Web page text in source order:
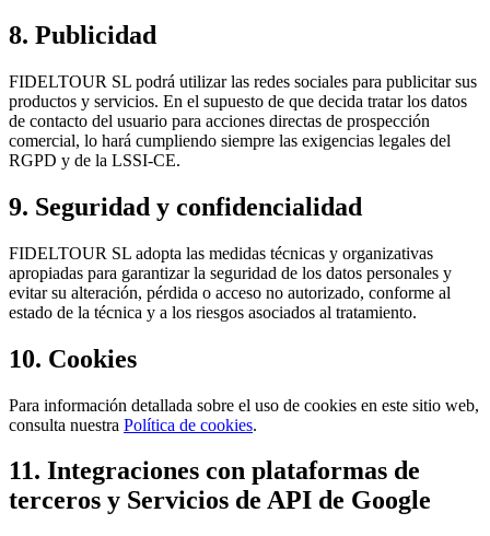
8. Publicidad
FIDELTOUR SL podrá utilizar las redes sociales para publicitar sus
productos y servicios. En el supuesto de que decida tratar los datos
de contacto del usuario para acciones directas de prospección
comercial, lo hará cumpliendo siempre las exigencias legales del
RGPD y de la LSSI-CE.
9. Seguridad y confidencialidad
FIDELTOUR SL adopta las medidas técnicas y organizativas
apropiadas para garantizar la seguridad de los datos personales y
evitar su alteración, pérdida o acceso no autorizado, conforme al
estado de la técnica y a los riesgos asociados al tratamiento.
10. Cookies
Para información detallada sobre el uso de cookies en este sitio web,
consulta nuestra Política de cookies.
11. Integraciones con plataformas de
terceros y Servicios de API de Google